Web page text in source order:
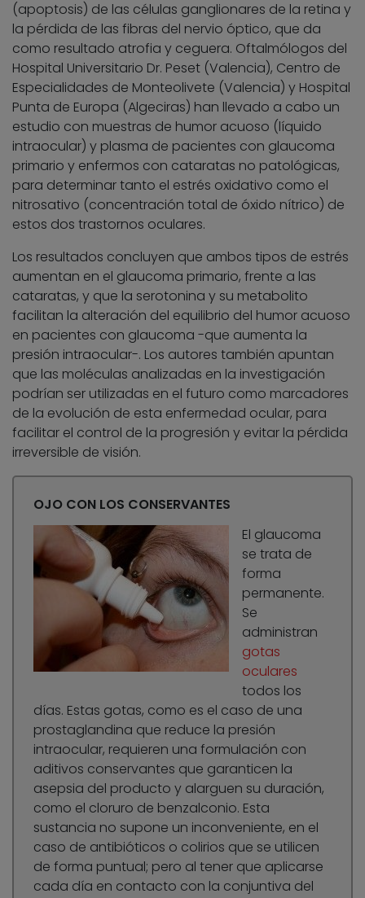
(apoptosis) de las células ganglionares de la retina y
la pérdida de las fibras del nervio óptico, que da
como resultado atrofia y ceguera. Oftalmólogos del
Hospital Universitario Dr. Peset (Valencia), Centro de
Especialidades de Monteolivete (Valencia) y Hospital
Punta de Europa (Algeciras) han llevado a cabo un
estudio con muestras de humor acuoso (líquido
intraocular) y plasma de pacientes con glaucoma
primario y enfermos con cataratas no patológicas,
para determinar tanto el estrés oxidativo como el
nitrosativo (concentración total de óxido nítrico) de
estos dos trastornos oculares.
Los resultados concluyen que ambos tipos de estrés
aumentan en el glaucoma primario, frente a las
cataratas, y que la serotonina y su metabolito
facilitan la alteración del equilibrio del humor acuoso
en pacientes con glaucoma -que aumenta la
presión intraocular-. Los autores también apuntan
que las moléculas analizadas en la investigación
podrían ser utilizadas en el futuro como marcadores
de la evolución de esta enfermedad ocular, para
facilitar el control de la progresión y evitar la pérdida
irreversible de visión.
OJO CON LOS CONSERVANTES
El glaucoma
se trata de
forma
permanente.
Se
administran
gotas
oculares
todos los
días. Estas gotas, como es el caso de una
prostaglandina que reduce la presión
intraocular, requieren una formulación con
aditivos conservantes que garanticen la
asepsia del producto y alarguen su duración,
como el cloruro de benzalconio. Esta
sustancia no supone un inconveniente, en el
caso de antibióticos o colirios que se utilicen
de forma puntual; pero al tener que aplicarse
cada día en contacto con la conjuntiva del